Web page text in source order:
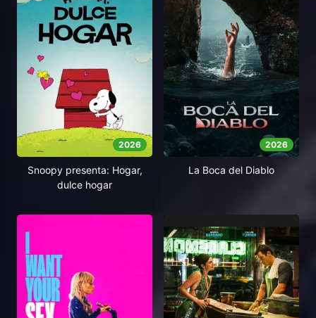
2026
Snoopy presenta: Hogar,
dulce hogar
2026
La Boca del Diablo